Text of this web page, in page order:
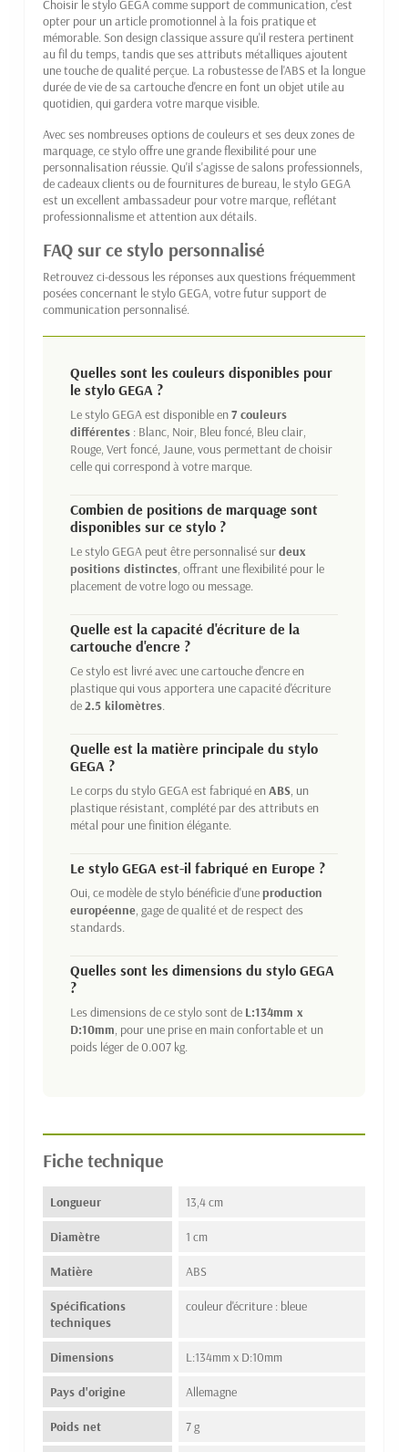
Choisir le stylo GEGA comme support de communication, c'est
opter pour un article promotionnel à la fois pratique et
mémorable. Son design classique assure qu'il restera pertinent
au fil du temps, tandis que ses attributs métalliques ajoutent
une touche de qualité perçue. La robustesse de l'ABS et la longue
durée de vie de sa cartouche d'encre en font un objet utile au
quotidien, qui gardera votre marque visible.
Avec ses nombreuses options de couleurs et ses deux zones de
marquage, ce stylo offre une grande flexibilité pour une
personnalisation réussie. Qu'il s'agisse de salons professionnels,
de cadeaux clients ou de fournitures de bureau, le stylo GEGA
est un excellent ambassadeur pour votre marque, reflétant
professionnalisme et attention aux détails.
FAQ sur ce stylo personnalisé
Retrouvez ci-dessous les réponses aux questions fréquemment
posées concernant le stylo GEGA, votre futur support de
communication personnalisé.
Quelles sont les couleurs disponibles pour
le stylo GEGA ?
Le stylo GEGA est disponible en7 couleurs
différentes : Blanc, Noir, Bleu foncé, Bleu clair,
Rouge, Vert foncé, Jaune, vous permettant de choisir
celle qui correspond à votre marque.
Combien de positions de marquage sont
disponibles sur ce stylo ?
Le stylo GEGA peut être personnalisé surdeux
positions distinctes, offrant une flexibilité pour le
placement de votre logo ou message.
Quelle est la capacité d'écriture de la
cartouche d'encre ?
Ce stylo est livré avec une cartouche d'encre en
plastique qui vous apportera une capacité d'écriture
de2.5 kilomètres.
Quelle est la matière principale du stylo
GEGA ?
Le corps du stylo GEGA est fabriqué enABS, un
plastique résistant, complété par des attributs en
métal pour une finition élégante.
Le stylo GEGA est-il fabriqué en Europe ?
Oui, ce modèle de stylo bénéficie d'uneproduction
européenne, gage de qualité et de respect des
standards.
Quelles sont les dimensions du stylo GEGA
?
Les dimensions de ce stylo sont de L:134mm x
D:10mm, pour une prise en main confortable et un
poids léger de 0.007 kg.
Fiche technique
Longueur 13,4 cm
Diamètre 1 cm
Matière ABS
Spécifications
techniques
couleur d'écriture : bleue
Dimensions L:134mm x D:10mm
Pays d'origine Allemagne
Poids net 7 g